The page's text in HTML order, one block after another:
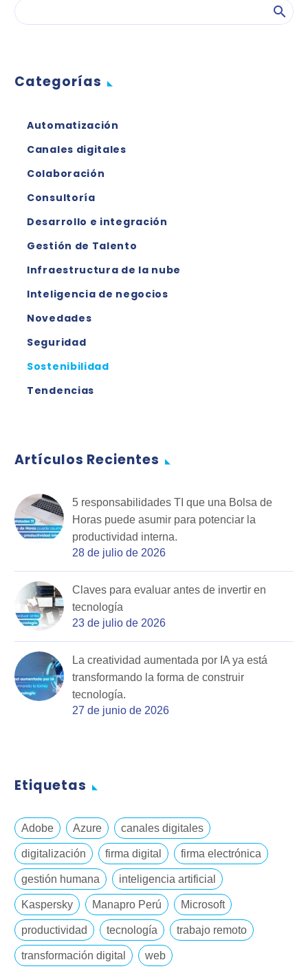
Categorías
Automatización
Canales digitales
Colaboración
Consultoría
Desarrollo e integración
Gestión de Talento
Infraestructura de la nube
Inteligencia de negocios
Novedades
Seguridad
Sostenibilidad
Tendencias
Artículos Recientes
5 responsabilidades TI que una Bolsa de
Horas puede asumir para potenciar la
productividad interna.
28 de julio de 2026
Claves para evaluar antes de invertir en
tecnología
23 de julio de 2026
La creatividad aumentada por IA ya está
transformando la forma de construir
tecnología.
27 de junio de 2026
Etiquetas
Adobe Azure canales digitales
digitalización firma digital firma electrónica
gestión humana inteligencia artificial
Kaspersky Manapro Perú Microsoft
productividad tecnología trabajo remoto
transformación digital web